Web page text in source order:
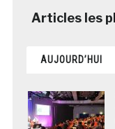
AUJOURD’HUI